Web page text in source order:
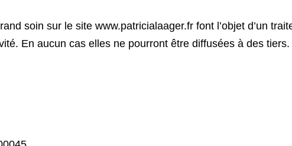
soin sur le site www.patricialaager.fr font l’objet d’un
En aucun cas elles ne pourront être diffusées à des tiers.